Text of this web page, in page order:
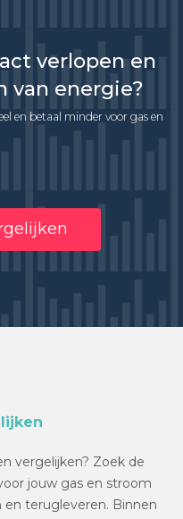
verlopen en
van energie?
en betaal minder voor gas en
vergelijken? Zoek de
jouw gas en stroom
terugleveren. Binnen